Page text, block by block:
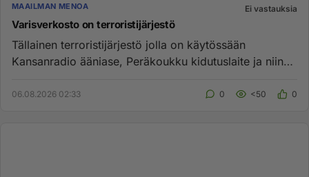
MAAILMAN MENOA Ei vastauksia
Varisverkosto on terroristijärjestö
Tällainen terroristijärjestö jolla on käytössään
Kansanradio ääniase, Peräkoukku kidutuslaite ja niin
06.08.2026 02:33 0 <50 0